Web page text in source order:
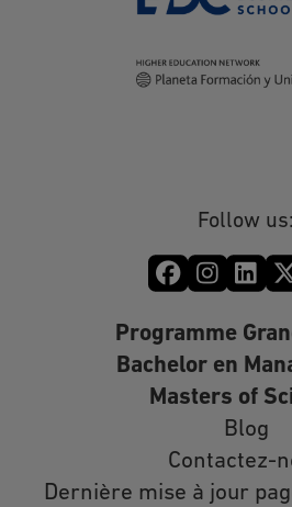
Conformément à la loi
(UE) 2016/679 relatif à la
données à caractère
directives relatives à la
données à caractère
décès. En cas de
ci-dessus, vous avez le droit
réclamation auprès de la
Pour exercer vos droits,
votre courrier RAR à
Planeta Formation France,
Fillol, 92800 Puteaux ou à
électronique suivante
Follow us:
Programme
Bachelor en
Masters of
Blog
Contactez-
Dernière mise à jour